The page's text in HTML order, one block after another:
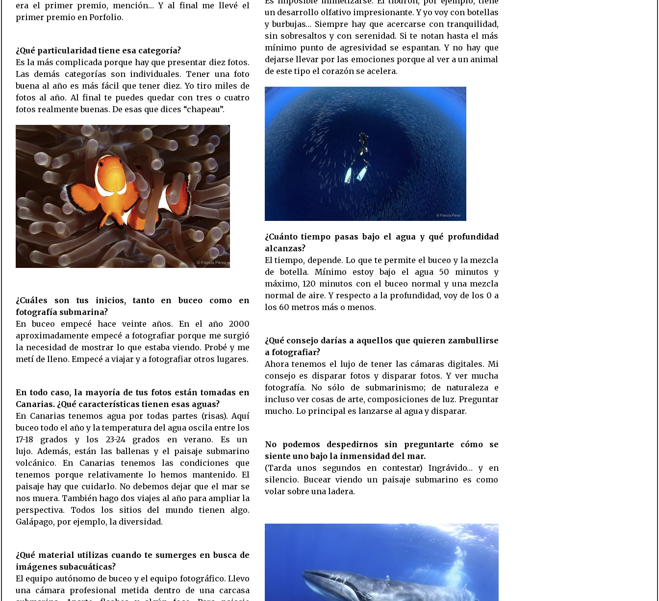
era el primer premio, mención… Y al final me llevé el
primer premio en Porfolio.
¿Qué particularidad tiene esa categoría?
Es la más complicada porque hay que presentar diez fotos.
Las demás categorías son individuales. Tener una foto
buena al año es más fácil que tener diez. Yo tiro miles de
fotos al año. Al final te puedes quedar con tres o cuatro
fotos realmente buenas. De esas que dices “chapeau”.
¿Cuáles son tus inicios, tanto en buceo como en
fotografía submarina?
En buceo empecé hace veinte años. En el año 2000
aproximadamente empecé a fotografiar porque me surgió
la necesidad de mostrar lo que estaba viendo. Probé y me
metí de lleno. Empecé a viajar y a fotografiar otros lugares.
En todo caso, la mayoría de tus fotos están tomadas en
Canarias. ¿Qué características tienen esas aguas?
En Canarias tenemos agua por todas partes (risas). Aquí
buceo todo el año y la temperatura del agua oscila entre los
17-18 grados y los 23-24 grados en verano. Es un
lujo. Además, están las ballenas y el paisaje submarino
volcánico. En Canarias tenemos las condiciones que
tenemos porque relativamente lo hemos mantenido. El
paisaje hay que cuidarlo. No debemos dejar que el mar se
nos muera. También hago dos viajes al año para ampliar la
perspectiva. Todos los sitios del mundo tienen algo.
Galápago, por ejemplo, la diversidad.
¿Qué material utilizas cuando te sumerges en busca de
imágenes subacuáticas?
El equipo autónomo de buceo y el equipo fotográfico. Llevo
una cámara profesional metida dentro de una carcasa
un desarrollo olfativo impresionante. Y yo voy con botellas
y burbujas… Siempre hay que acercarse con tranquilidad,
sin sobresaltos y con serenidad. Si te notan hasta el más
mínimo punto de agresividad se espantan. Y no hay que
dejarse llevar por las emociones porque al ver a un animal
de este tipo el corazón se acelera.
¿Cuánto tiempo pasas bajo el agua y qué profundidad
alcanzas?
El tiempo, depende. Lo que te permite el buceo y la mezcla
de botella. Mínimo estoy bajo el agua 50 minutos y
máximo, 120 minutos con el buceo normal y una mezcla
normal de aire. Y respecto a la profundidad, voy de los 0 a
los 60 metros más o menos.
¿Qué consejo darías a aquellos que quieren zambullirse
a fotografiar?
Ahora tenemos el lujo de tener las cámaras digitales. Mi
consejo es disparar fotos y disparar fotos. Y ver mucha
fotografía. No sólo de submarinismo; de naturaleza e
incluso ver cosas de arte, composiciones de luz. Preguntar
mucho. Lo principal es lanzarse al agua y disparar.
No podemos despedirnos sin preguntarte cómo se
siente uno bajo la inmensidad del mar.
(Tarda unos segundos en contestar) Ingrávido… y en
silencio. Bucear viendo un paisaje submarino es como
volar sobre una ladera.